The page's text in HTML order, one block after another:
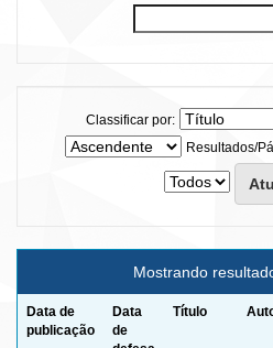
Classificar por:
Resultados/
Mostrando
Data de
publicação
Data
de
Título